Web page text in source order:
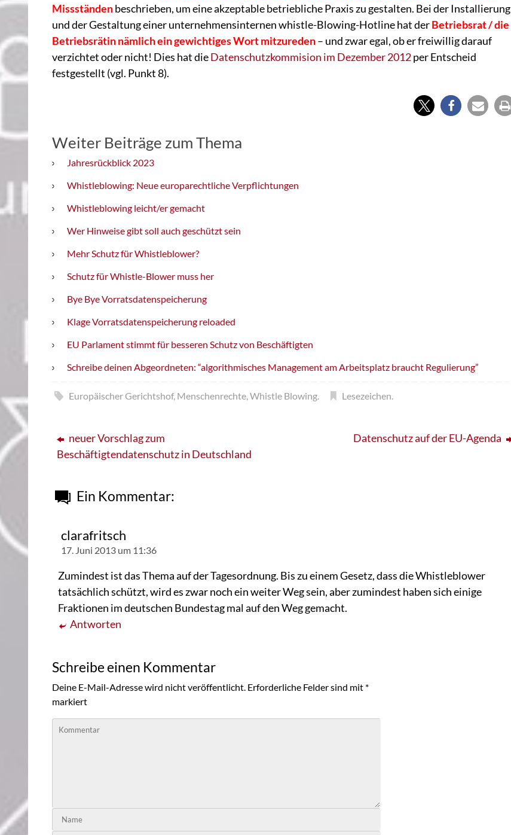
Missständenbeschrieben, um eine akzeptable betriebliche Praxis zu gestalten. Bei der Installierung
und der Gestaltung einer unternehmensinternen whistle-Blowing-Hotline hat derBetriebsrat / die
Betriebsrätin nämlich ein gewichtiges Wort mitzureden– und zwar egal, ob er freiwillig darauf
verzichtet oder nicht! Dies hat dieDatenschutzkommision im Dezember 2012per Entscheid
festgestellt (vgl. Punkt 8).
Weiter Beiträge zum Thema
Jahresrückblick 2023
Whistleblowing: Neue europarechtliche Verpflichtungen
Whistleblowing leicht/er gemacht
Wer Hinweise gibt soll auch geschützt sein
Mehr Schutz für Whistleblower?
Schutz für Whistle-Blower muss her
Bye Bye Vorratsdatenspeicherung
Klage Vorratsdatenspeicherung reloaded
EU Parlament stimmt für besseren Schutz von Beschäftigten
Schreibe deinen Abgeordneten: “algorithmisches Management am Arbeitsplatz braucht Regulierung”
Europäischer Gerichtshof, Menschenrechte,Whistle Blowing. Lesezeichen.
neuer Vorschlag zum
Beschäftigtendatenschutz in Deutschland
Datenschutz auf der EU-Agenda
Ein Kommentar:
clarafritsch
17. Juni 2013 um 11:36
Zumindest ist das Thema auf der Tagesordnung. Bis zu einem Gesetz, dass die Whistleblower
tatsächlich schützt, wird es zwar noch ein weiter Weg sein, aber zumindest haben sich einige
Fraktionen im deutschen Bundestag mal auf den Weg gemacht.
Antworten
Schreibe einen Kommentar
Deine E-Mail-Adresse wird nicht veröffentlicht. Erforderliche Felder sind mit *
markiert